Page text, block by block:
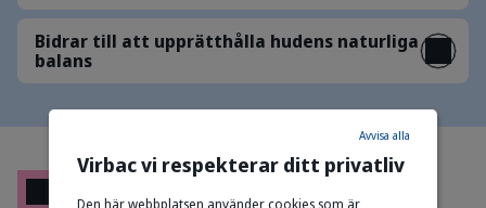
Bidrar till att upprätthålla hudens naturliga
balans
Virbac vi respekterar ditt privatliv
Den här webbplatsen använder cookies som är
Avvisa alla